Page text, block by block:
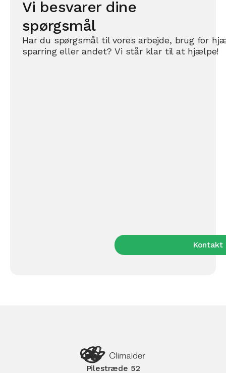
Vi besvarer dine
spørgsmål
Har du spørgsmål til vores arbejde, brug for
sparring eller andet? Vi står klar til at hjælpe!
Kontakt
Pilestræde 52